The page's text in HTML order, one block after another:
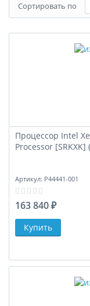
Сортировать по
Процессор Intel
Processor [SRKXK]
Артикул: P44441-001
163 840 ₽